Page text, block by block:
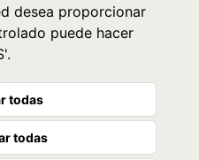
desea proporcionar
puede hacer
todas
todas